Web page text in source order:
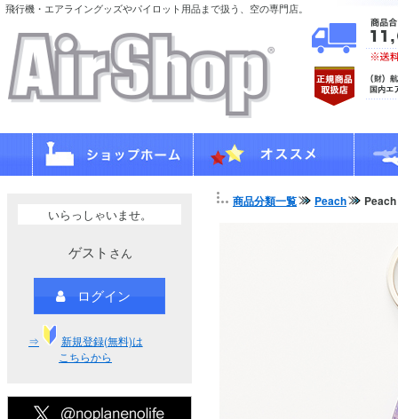
飛行機・エアライングッズやパイロット用品まで扱う、空の専門店。
いらっしゃいませ。
ゲスト さん
ログイン
⇒
新規登録(無料)は
こちらから
商品分類一覧 Peach